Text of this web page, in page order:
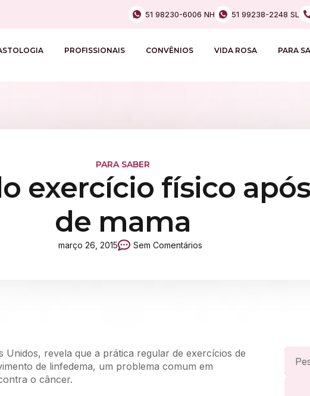
51 98230-6006 NH 51 99238-2248 SL
PROFISSIONAIS CONVÊNIOS VIDA ROSA PARA
PARA SABER
exercício físico
de mama
março 26, 2015 Sem Comentários
Unidos, revela que a prática regular de exercícios de
de linfedema, um problema comum em
o câncer.